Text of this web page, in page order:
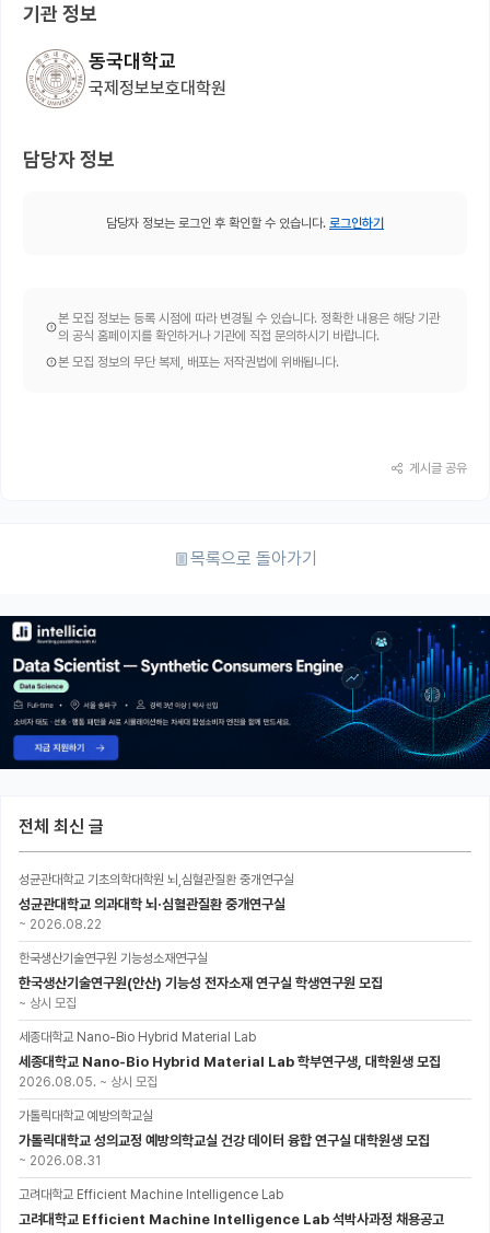
기관 정보
동국대학교
국제정보보호대학원
담당자 정보
담당자 정보는 로그인 후 확인할 수 있습니다. 로그인하기
본 모집 정보는 등록 시점에 따라 변경될 수 있습니다. 정확한 내용은 해당 기관
의 공식 홈페이지를 확인하거나 기관에 직접 문의하시기 바랍니다.
본 모집 정보의 무단 복제, 배포는 저작권법에 위배됩니다.
게시글 공유
목록으로 돌아가기
전체 최신 글
성균관대학교 기초의학대학원 뇌,심혈관질환 중개연구실
성균관대학교 의과대학 뇌·심혈관질환 중개연구실
~ 2026.08.22
한국생산기술연구원 기능성소재연구실
한국생산기술연구원(안산) 기능성 전자소재 연구실 학생연구원 모집
~ 상시 모집
세종대학교 Nano-Bio Hybrid Material Lab
세종대학교 Nano-Bio Hybrid Material Lab 학부연구생, 대학원생 모집
2026.08.05. ~ 상시 모집
가톨릭대학교 예방의학교실
가톨릭대학교 성의교정 예방의학교실 건강 데이터 융합 연구실 대학원생 모집
~ 2026.08.31
고려대학교 Efficient Machine Intelligence Lab
고려대학교 Efficient Machine Intelligence Lab 석박사과정 채용공고